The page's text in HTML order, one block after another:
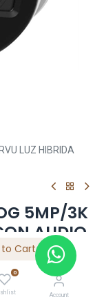
Cart
0
Account
LUZ HIBRIDA
5MP/3K
AUDIO